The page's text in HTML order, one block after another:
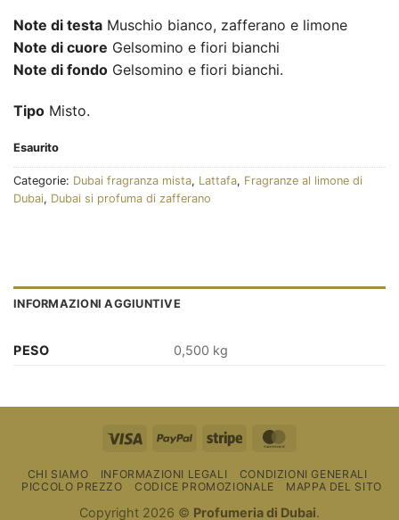
Note di testa Muschio bianco, zafferano e limone
Note di cuore Gelsomino e fiori bianchi
Note di fondo Gelsomino e fiori bianchi.
Tipo Misto.
Esaurito
Categorie: Dubai fragranza mista, Lattafa, Fragranze al limone di
Dubai, Dubai si profuma di zafferano
INFORMAZIONI AGGIUNTIVE
PESO 0,500 kg
Visto PayPal Striscia
CHI SIAMO INFORMAZIONI LEGALI
CONDIZIONI GENERALI
PICCOLO PREZZO
CODICE PROMOZIONALE MAPPA DEL SITO
Copyright 2026 © Profumeria di Dubai.